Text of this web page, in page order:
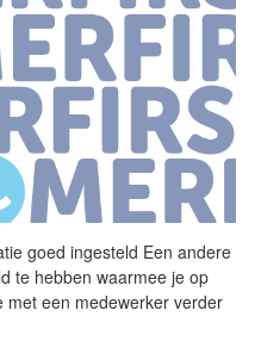
goed ingesteld Een andere
te hebben waarmee je op
een medewerker verder